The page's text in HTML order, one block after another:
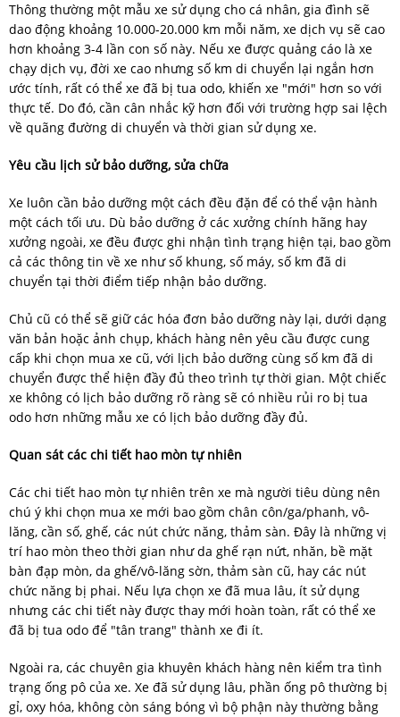
Thông thường một mẫu xe sử dụng cho cá nhân, gia đình sẽ
dao động khoảng 10.000-20.000 km mỗi năm, xe dịch vụ sẽ cao
hơn khoảng 3-4 lần con số này. Nếu xe được quảng cáo là xe
chạy dịch vụ, đời xe cao nhưng số km di chuyển lại ngắn hơn
ước tính, rất có thể xe đã bị tua odo, khiến xe "mới" hơn so với
thực tế. Do đó, cần cân nhắc kỹ hơn đối với trường hợp sai lệch
về quãng đường di chuyển và thời gian sử dụng xe.
Yêu cầu lịch sử bảo dưỡng, sửa chữa
Xe luôn cần bảo dưỡng một cách đều đặn để có thể vận hành
một cách tối ưu. Dù bảo dưỡng ở các xưởng chính hãng hay
xưởng ngoài, xe đều được ghi nhận tình trạng hiện tại, bao gồm
cả các thông tin về xe như số khung, số máy, số km đã di
chuyển tại thời điểm tiếp nhận bảo dưỡng.
Chủ cũ có thể sẽ giữ các hóa đơn bảo dưỡng này lại, dưới dạng
văn bản hoặc ảnh chụp, khách hàng nên yêu cầu được cung
cấp khi chọn mua xe cũ, với lịch bảo dưỡng cùng số km đã di
chuyển được thể hiện đầy đủ theo trình tự thời gian. Một chiếc
xe không có lịch bảo dưỡng rõ ràng sẽ có nhiều rủi ro bị tua
odo hơn những mẫu xe có lịch bảo dưỡng đầy đủ.
Quan sát các chi tiết hao mòn tự nhiên
Các chi tiết hao mòn tự nhiên trên xe mà người tiêu dùng nên
chú ý khi chọn mua xe mới bao gồm chân côn/ga/phanh, vô-
lăng, cần số, ghế, các nút chức năng, thảm sàn. Đây là những vị
trí hao mòn theo thời gian như da ghế rạn nứt, nhăn, bề mặt
bàn đạp mòn, da ghế/vô-lăng sờn, thảm sàn cũ, hay các nút
chức năng bị phai. Nếu lựa chọn xe đã mua lâu, ít sử dụng
nhưng các chi tiết này được thay mới hoàn toàn, rất có thể xe
đã bị tua odo để "tân trang" thành xe đi ít.
Ngoài ra, các chuyên gia khuyên khách hàng nên kiểm tra tình
trạng ống pô của xe. Xe đã sử dụng lâu, phần ống pô thường bị
gỉ, oxy hóa, không còn sáng bóng vì bộ phận này thường bằng